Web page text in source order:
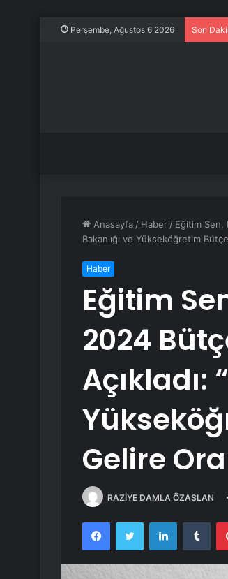
Perşembe, Ağustos 6 2026 Son
Anasayfa / Haber / Eğitim Sen,
Bakanlığı ve Yükseköğretim
Haber
Eğitim
2024
Açıkladı:
Gelire
RAZİYE DAMLA ÖZASLAN
FacebookTwitter LinkedIn